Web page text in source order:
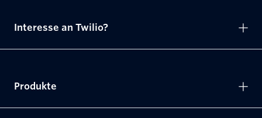
Interesse an Twilio?
Produkte